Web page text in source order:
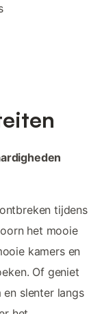
tijdens
het mooie
kamers en
Of geniet
slenter langs